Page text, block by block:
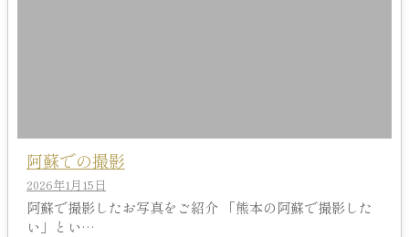
阿蘇での撮影
2026年1月15日
阿蘇で撮影したお写真をご紹介 「熊本の阿蘇で撮影した
い」とい…